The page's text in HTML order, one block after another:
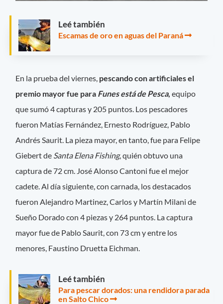
Leé también
Escamas de oro en aguas del Paraná
En la prueba del viernes, pescando con artificiales el
premio mayor fue para Funes está de Pesca, equipo
que sumó 4 capturas y 205 puntos. Los pescadores
fueron Matías Fernández, Ernesto Rodríguez, Pablo
Andrés Saurit. La pieza mayor, en tanto, fue para Felipe
Giebert de Santa Elena Fishing, quién obtuvo una
captura de 72 cm. José Alonso Cantoni fue el mejor
cadete. Al día siguiente, con carnada, los destacados
fueron Alejandro Martinez, Carlos y Martín Milani de
Sueño Dorado con 4 piezas y 264 puntos. La captura
mayor fue de Pablo Saurit, con 73 cm y entre los
menores, Faustino Druetta Eichman.
Leé también
Para pescar dorados: una rendidora parada
en Salto Chico